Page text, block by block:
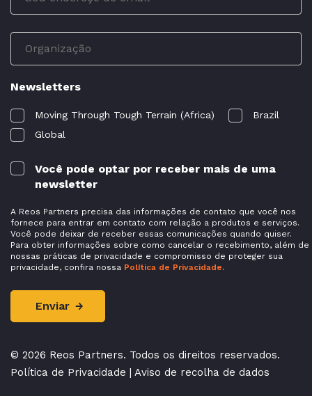
Newsletters
Moving Through Tough Terrain (Africa)
Brazil
Global
Você pode optar por receber mais de uma
newsletter
A Reos Partners precisa das informações de contato que você nos
fornece para entrar em contato com relação a produtos e serviços.
Você pode deixar de receber essas comunicações quando quiser.
Para obter informações sobre como cancelar o recebimento, além de
nossas práticas de privacidade e compromisso de proteger sua
privacidade, confira nossa Política de Privacidade.
© 2026 Reos Partners. Todos os direitos reservados.
Política de Privacidade | Aviso de recolha de dados